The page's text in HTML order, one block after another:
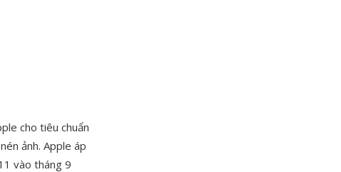
cho tiêu chuẩn
ảnh. Apple áp
vào tháng 9